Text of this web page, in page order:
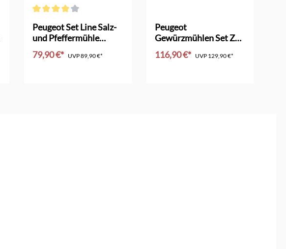
Peugeot Set Line Salz-
und Pfeffermühle
schwarz mit Trichter
79,90 €* UVP89,90 €*
Peugeot
Gewürzmühlen Set Zeli
elektrisch
116,90 €* UVP 129,90 €*